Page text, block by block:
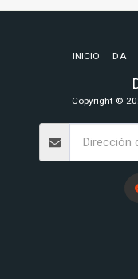
Copyright ©
INICIO DA